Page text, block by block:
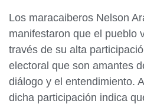
Los maracaiberos Nelson
manifestaron que el pueblo
través de su alta
electoral que son amantes
diálogo y el entendimiento.
dicha participación indica